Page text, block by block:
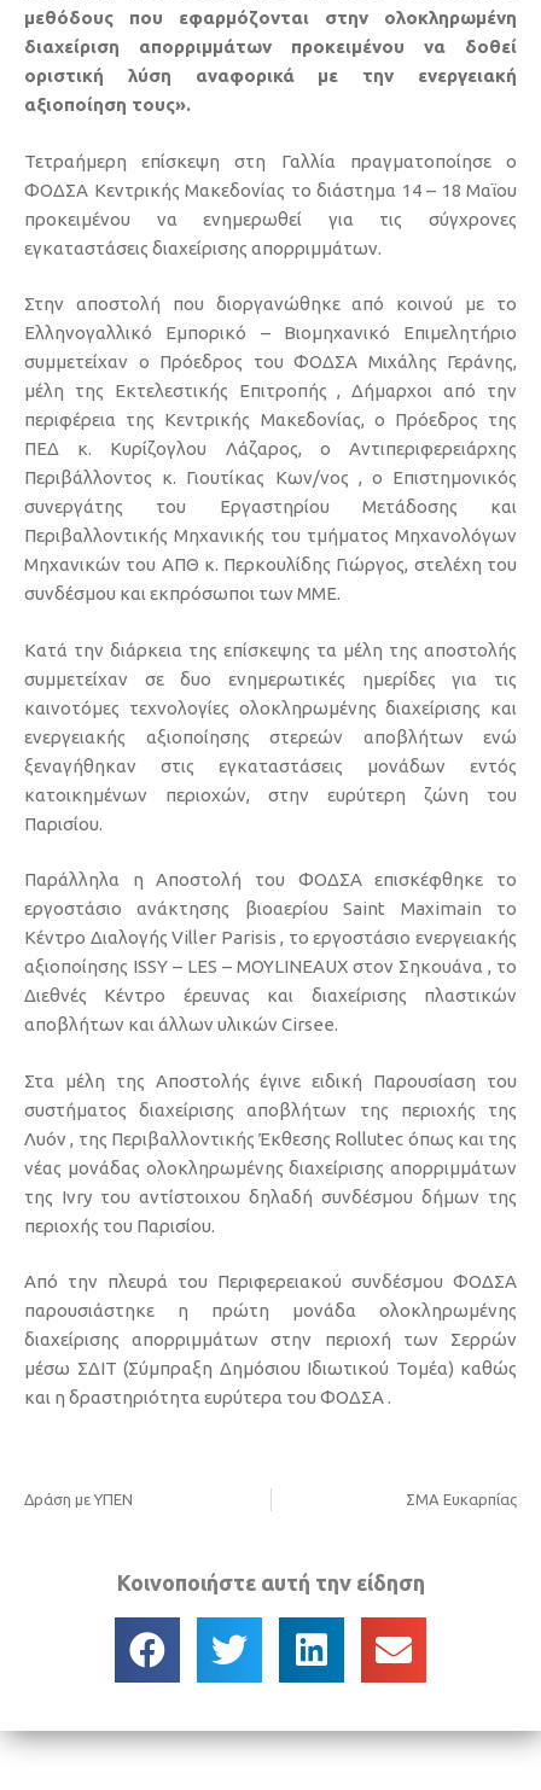
μεθόδους που εφαρμόζονται στην ολοκληρωμένη
διαχείριση απορριμμάτων προκειμένου να δοθεί
οριστική λύση αναφορικά με την ενεργειακή
αξιοποίηση τους».
Τετραήμερη επίσκεψη στη Γαλλία πραγματοποίησε ο
ΦΟΔΣΑ Κεντρικής Μακεδονίας το διάστημα 14 – 18 Μαϊου
προκειμένου να ενημερωθεί για τις σύγχρονες
εγκαταστάσεις διαχείρισης απορριμμάτων.
Στην αποστολή που διοργανώθηκε από κοινού με το
Ελληνογαλλικό Εμπορικό – Βιομηχανικό Επιμελητήριο
συμμετείχαν ο Πρόεδρος του ΦΟΔΣΑ Μιχάλης Γεράνης,
μέλη της Εκτελεστικής Επιτροπής , Δήμαρχοι από την
περιφέρεια της Κεντρικής Μακεδονίας, ο Πρόεδρος της
ΠΕΔ κ. Κυρίζογλου Λάζαρος, ο Αντιπεριφερειάρχης
Περιβάλλοντος κ. Γιουτίκας Κων/νος , ο Επιστημονικός
συνεργάτης του Εργαστηρίου Μετάδοσης και
Περιβαλλοντικής Μηχανικής του τμήματος Μηχανολόγων
Μηχανικών του ΑΠΘ κ. Περκουλίδης Γιώργος, στελέχη του
συνδέσμου και εκπρόσωποι των ΜΜΕ.
Κατά την διάρκεια της επίσκεψης τα μέλη της αποστολής
συμμετείχαν σε δυο ενημερωτικές ημερίδες για τις
καινοτόμες τεχνολογίες ολοκληρωμένης διαχείρισης και
ενεργειακής αξιοποίησης στερεών αποβλήτων ενώ
ξεναγήθηκαν στις εγκαταστάσεις μονάδων εντός
κατοικημένων περιοχών, στην ευρύτερη ζώνη του
Παρισίου.
Παράλληλα η Αποστολή του ΦΟΔΣΑ επισκέφθηκε το
εργοστάσιο ανάκτησης βιοαερίου Saint Maximain το
Κέντρο Διαλογής Viller Parisis , το εργοστάσιο ενεργειακής
αξιοποίησης ISSY – LES – MOYLINEAUX στον Σηκουάνα , το
Διεθνές Κέντρο έρευνας και διαχείρισης πλαστικών
αποβλήτων και άλλων υλικών Cirsee.
Στα μέλη της Αποστολής έγινε ειδική Παρουσίαση του
συστήματος διαχείρισης αποβλήτων της περιοχής της
Λυόν , της Περιβαλλοντικής Έκθεσης Rollutec όπως και της
νέας μονάδας ολοκληρωμένης διαχείρισης απορριμμάτων
της Ivry του αντίστοιχου δηλαδή συνδέσμου δήμων της
περιοχής του Παρισίου.
Από την πλευρά του Περιφερειακού συνδέσμου ΦΟΔΣΑ
παρουσιάστηκε η πρώτη μονάδα ολοκληρωμένης
διαχείρισης απορριμμάτων στην περιοχή των Σερρών
μέσω ΣΔΙΤ (Σύμπραξη Δημόσιου Ιδιωτικού Τομέα) καθώς
και η δραστηριότητα ευρύτερα του ΦΟΔΣΑ .
Δράση με ΥΠΕΝ ΣΜΑ Ευκαρπίας
Κοινοποιήστε αυτή την είδηση